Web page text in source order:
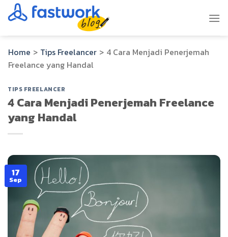
Skip
to
Home > Tips Freelancer > 4 Cara Menjadi Penerjemah
Freelance yang Handal
TIPS FREELANCER
4 Cara Menjadi Penerjemah Freelance
yang Handal
17
Sep